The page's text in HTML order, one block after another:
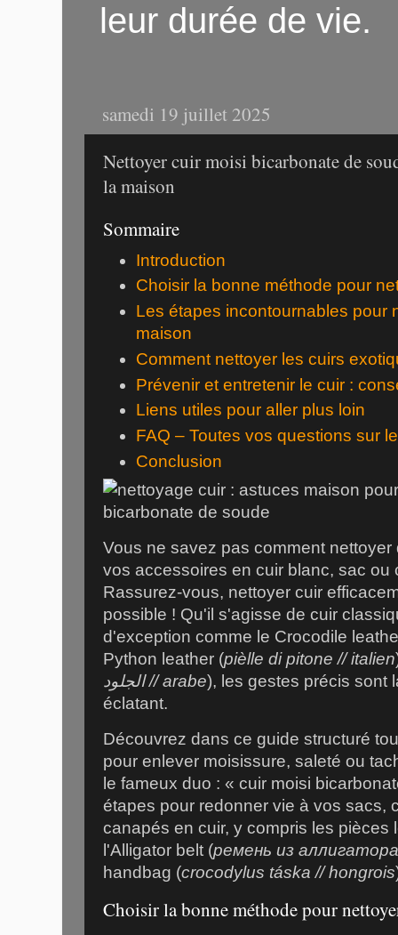
leur durée de vie.
samedi 19 juillet 2025
Nettoyer cuir moisi bicarbonate de
la maison
Sommaire
Introduction
Choisir la bonne méthode pour
Les étapes incontournables pour
maison
Comment nettoyer les cuirs
Prévenir et entretenir le cuir :
Liens utiles pour aller plus loin
FAQ – Toutes vos questions sur
Conclusion
Vous ne savez pas comment
vos accessoires en cuir blanc, sac ou
Rassurez-vous, nettoyer cuir
possible ! Qu'il s'agisse de cuir
d'exception comme le Crocodile
Python leather (pièlle di pitone // italien
الجلود // arabe), les gestes précis sont
éclatant.
Découvrez dans ce guide structuré
pour enlever moisissure, saleté ou
le fameux duo : « cuir moisi
étapes pour redonner vie à vos sacs,
canapés en cuir, y compris les pièces
l'Alligator belt (ремень из
handbag (crocodylus táska // hongrois
Choisir la bonne méthode pour